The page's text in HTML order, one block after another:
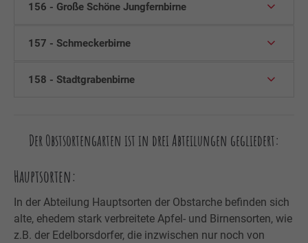
156 - Große Schöne Jungfernbirne
157 - Schmeckerbirne
158 - Stadtgrabenbirne
Der Obstsortengarten ist in drei Abteilungen gegliedert:
Hauptsorten:
In der Abteilung Hauptsorten der Obstarche befinden sich
alte, ehedem stark verbreitete Apfel- und Birnensorten, wie
z.B. der Edelborsdorfer, die inzwischen nur noch von